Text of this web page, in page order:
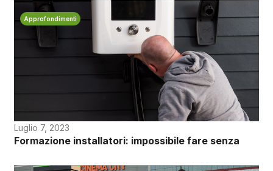
Approfondimenti
Luglio 7, 2023
Formazione installatori: impossibile fare senza